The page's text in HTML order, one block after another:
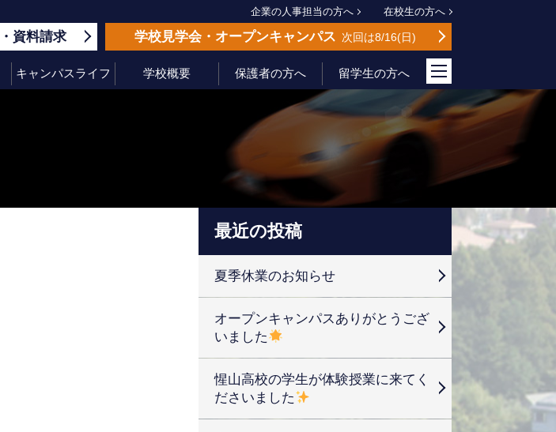
企業の人事担当の方へ 在校生の方へ
資料請求 学校見学会 オープンキャンパス 次回は8/16 日
キャンパスライフ 学校概要 保護者の方へ 留学生の方へ
最近の投稿
夏季休業のお知らせ
オープンキャンパスありがとうござ
いました
惺山高校の学生が体験授業に来てく
ださいました